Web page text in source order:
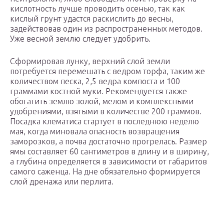
кислотность лучше проводить осенью, так как
кислый грунт удастся раскислить до весны,
задействовав один из распространенных методов.
Уже весной землю следует удобрить.
Сформировав лунку, верхний слой земли
потребуется перемешать с ведром торфа, таким же
количеством песка, 2,5 ведра компоста и 100
граммами костной муки. Рекомендуется также
обогатить землю золой, мелом и комплексными
удобрениями, взятыми в количестве 200 граммов.
Посадка клематиса стартует в последнюю неделю
мая, когда миновала опасность возвращения
заморозков, а почва достаточно прогрелась. Размер
ямы составляет 60 сантиметров в длину и в ширину,
а глубина определяется в зависимости от габаритов
самого саженца. На дне обязательно формируется
слой дренажа или перлита.